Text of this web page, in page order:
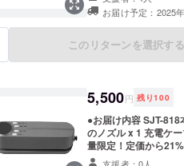
込）お届け予定：2025
このリターンを選択する
5,500円 残り100
●お届け内容 SJT-
のノズル x 1 充電ケーブ
量限定！定価から
7,000円（税込）→
支援者：0人